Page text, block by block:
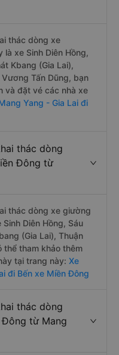
thác dòng xe
xe Sinh Diên Hồng,
Kbang (Gia Lai),
Tấn Dũng, bạn
và đặt vé các nhà xe
Yang - Gia Lai đi
thác dòng
Đông từ
thác dòng xe giường
Diên Hồng, Sáu
(Gia Lai), Thuận
thể tham khảo thêm
tại trang này: Xe
đi Bến xe Miền Đông
thác dòng
từ Mang